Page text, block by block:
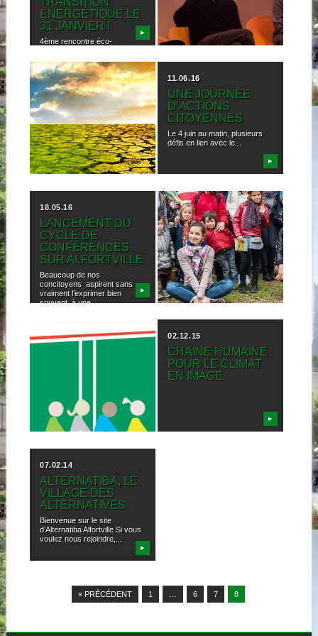
ÉNERGÉTIQUE LE
31 JANVIER !
4ème rencontre éco-
Comment réduire nos...
▶
Mieux vivre, mieux manger,
mieux produire : salle comble
à la...
03.11.16
CONFÉRENCE
CHANGEMENT
CLIMATIQUE
La première conférence de
notre cycle des Rencontres
Eco-Citoyennes d’alfortville
a...
▶
11.06.16
UNE JOURNÉE
D’ACTIONS
CITOYENNES
Le 4 juin au matin, plusieurs
défis en lien avec le...
▶
18.05.16
LANCEMENT DU
CYCLE DE
CONFÉRENCES
SUR ALFORTVILLE
Beaucoup de nos
concitoyens aspirent sans
vraiment l’exprimer bien
souvent, à une...
▶
20.04.16
ECHANGES SUR
L’ALIMENTATION
AU JARDIN
PARTAGÉ
Le 16 avril lors d’une après-
midi d’échanges au jardin
partagé Pierre...
▶
08.03.16
Allo le monde, que se passe -
t-il sur cette nouvelle planète...
02.12.15
CHAINE HUMAINE
POUR LE CLIMAT
EN IMAGE
▶
07.02.14
ALTERNATIBA, LE
VILLAGE DES
ALTERNATIVES
Bienvenue sur le site
d’Alternatiba Alfortville Si vous
voulez nous rejoindre,...
▶
« PRÉCÉDENT 1 6 7 8